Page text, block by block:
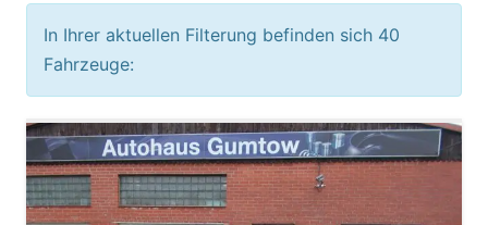
In Ihrer aktuellen Filterung befinden sich 40
Fahrzeuge: